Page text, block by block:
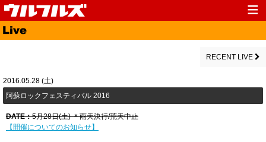
Top
Profile
Fanclub Goods
Contact
RECENT LIVE
2016.05.28 (土)
阿蘇ロックフェスティバル 2016
DATE：5月28日(土) ＊雨天決行/荒天中止
【開催についてのお知らせ】